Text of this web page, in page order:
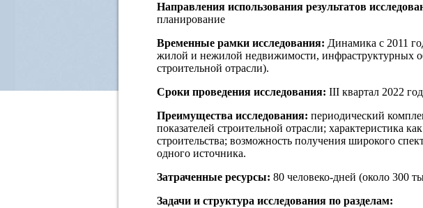
Направления использования результатов
планирование
Временные рамки исследования: Динамика с 2011
жилой и нежилой недвижимости, инфраструктурных
строительной отрасли).
Сроки проведения исследования: III квартал 2022
Преимущества исследования: периодический
показателей строительной отрасли; характеристика
строительства; возможность получения широкого
одного источника.
Затраченные ресурсы: 80 человеко-дней (около 300
Задачи и структура исследования по разделам: